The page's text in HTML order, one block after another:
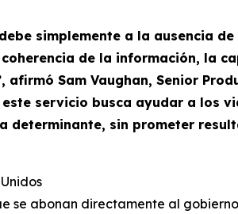
simplemente a la ausencia
de la información, la
Sam Vaughan, Senior
servicio busca ayudar a los
sin prometer
se abonan directamente al